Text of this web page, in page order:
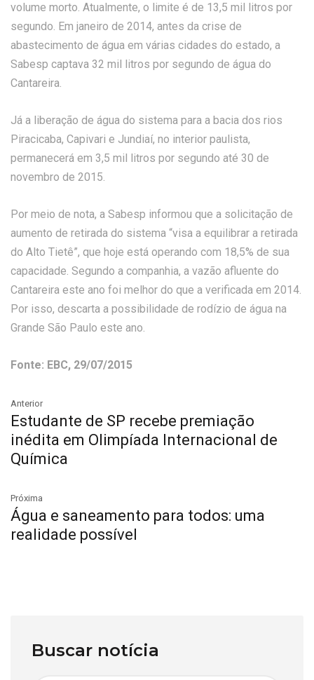
volume morto. Atualmente, o limite é de 13,5 mil litros por
segundo. Em janeiro de 2014, antes da crise de
abastecimento de água em várias cidades do estado, a
Sabesp captava 32 mil litros por segundo de água do
Cantareira.
Já a liberação de água do sistema para a bacia dos rios
Piracicaba, Capivari e Jundiaí, no interior paulista,
permanecerá em 3,5 mil litros por segundo até 30 de
novembro de 2015.
Por meio de nota, a Sabesp informou que a solicitação de
aumento de retirada do sistema “visa a equilibrar a retirada
do Alto Tietê”, que hoje está operando com 18,5% de sua
capacidade. Segundo a companhia, a vazão afluente do
Cantareira este ano foi melhor do que a verificada em 2014.
Por isso, descarta a possibilidade de rodízio de água na
Grande São Paulo este ano.
Fonte: EBC, 29/07/2015
Anterior
Estudante de SP recebe premiação
inédita em Olimpíada Internacional de
Química
Próxima
Água e saneamento para todos: uma
realidade possível
Buscar notícia